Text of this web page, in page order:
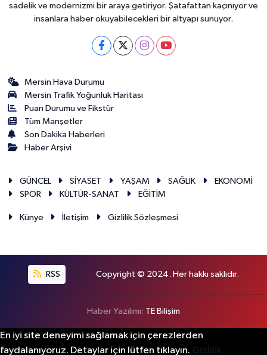
sadelik ve modernizmi bir araya getiriyor. Şatafattan kaçınıyor ve
insanlara haber okuyabilecekleri bir altyapı sunuyor.
Mersin Hava Durumu
Mersin Trafik Yoğunluk Haritası
Puan Durumu ve Fikstür
Tüm Manşetler
Son Dakika Haberleri
Haber Arşivi
GÜNCEL SİYASET YAŞAM SAĞLIK
EKONOMİ
SPOR
KÜLTÜR-SANAT EĞİTİM
Künye İletişim Gizlilik Sözleşmesi
RSS Copyright © 2024. Her hakkı saklıdır.
Haber Yazılımı: TE Bilişim
En iyi site deneyimi sağlamak için çerezlerden
faydalanıyoruz. Detaylar için lütfen tıklayın. Gizlilik